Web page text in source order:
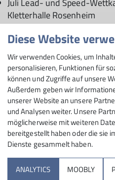
Juli Lead- und Speed-
Kletterhalle Rosenheim
24.09. Festabend Ballhaus
Sept./Okt.
Okt. Ausstellung Sparkasse
Sektion
Diese Website
Wir verwenden Cookies, um
personalisieren, Funktionen für
können und Zugriffe auf unsere
Außerdem geben wir
unserer Website an unsere
und Analysen weiter. Unsere
möglicherweise mit weiteren
bereitgestellt haben oder die sie
Dienste gesammelt haben.
ANALYTICS MOOBLY